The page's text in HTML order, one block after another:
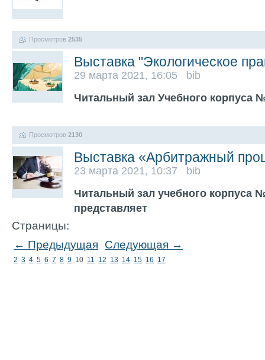
Просмотров 2535
Выставка "Экологическое
29 марта 2021, 16:05 bib
Читальный зал Учебного корпуса
Просмотров 2130
Выставка «Арбитражный
23 марта 2021, 10:37 bib
Читальный зал учебного корпуса
представляет
Страницы:
← Предыдущая Следующая →
2 3 4 5 6 7 8 9 10 11 12 13 14 15 16 17